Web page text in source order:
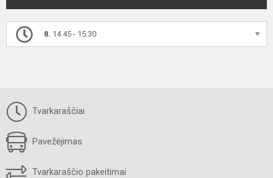
8. 14.45 - 15.30
Tvarkaraščiai
Pavežėjimas
Tvarkaraščio pakeitimai